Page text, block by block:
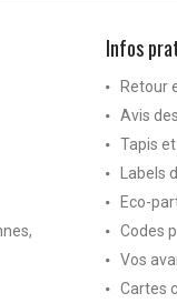
Infos
Retour
Avis
Tapis
Labels
Eco-
Codes
Vos
Cartes